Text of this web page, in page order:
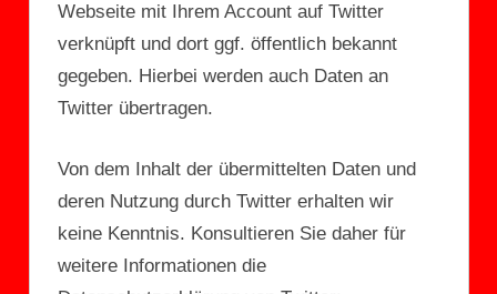
Webseite mit Ihrem Account auf Twitter
verknüpft und dort ggf. öffentlich bekannt
gegeben. Hierbei werden auch Daten an
Twitter übertragen.
Von dem Inhalt der übermittelten Daten und
deren Nutzung durch Twitter erhalten wir
keine Kenntnis. Konsultieren Sie daher für
weitere Informationen die